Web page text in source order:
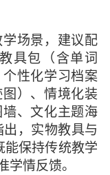
场景，建议配
具包（含单词
性化学习档案
）、情境化装
、文化主题海
，实物教具与
保持传统教学
情反馈。